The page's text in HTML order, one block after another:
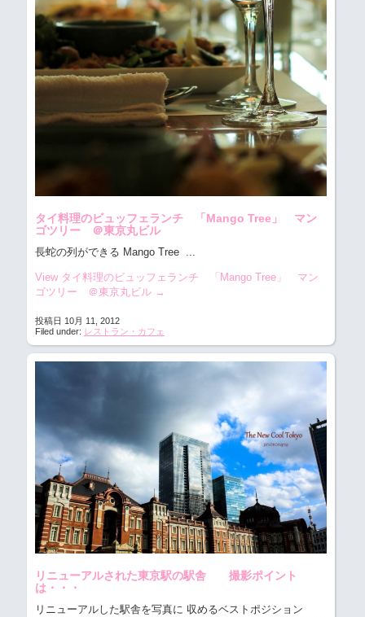
タイ料理のビュッフェランチ 「Mango Tree」 マン
ゴツリー ＠東京丸ビル
長蛇の列ができる Mango Tree ...
View タイ料理のビュッフェランチ 「Mango Tree」 マン
ゴツリー ＠東京丸ビル →
投稿日 10月 11, 2012
Filed under: レストラン・カフェ
リニューアルされた東京駅の駅舎 撮影ポイント
は・・・
リニューアルした駅舎を写真に 収めるベストポジション